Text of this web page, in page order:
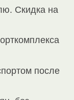
Скидка на
после